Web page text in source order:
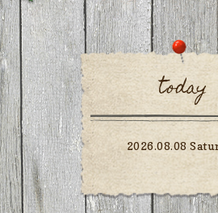
today
2026.08.08